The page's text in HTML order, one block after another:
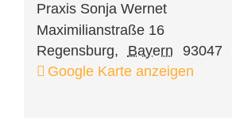
Praxis Sonja Wernet
Maximilianstraße 16
Regensburg, Bayern 93047
Google Karte anzeigen